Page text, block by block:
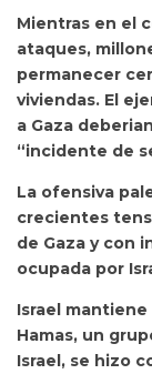
Mientras en el
ataques,
permanecer
viviendas. El
a Gaza
“incidente de
La ofensiva
crecientes
de Gaza y con
ocupada por
Israel
Hamas, un
Israel, se hizo